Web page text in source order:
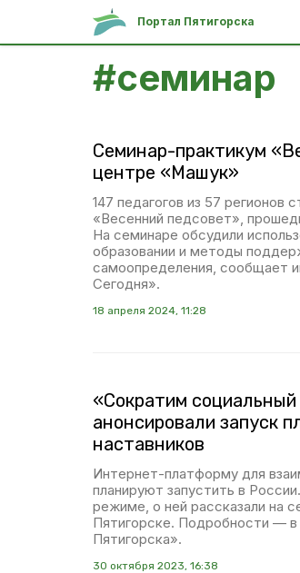
Портал Пятигорска
#семинар
Семинар-практикум
центре «Машук»
147 педагогов из 57 регионов
«Весенний педсовет»,
На семинаре обсудили
образовании и методы
самоопределения, сообщает
Сегодня».
18 апреля 2024, 11:28
«Сократим
анонсировали запуск
наставников
Интернет-платформу для
планируют запустить в
режиме, о ней рассказали на
Пятигорске. Подробности —
Пятигорска».
30 октября 2023, 16:38